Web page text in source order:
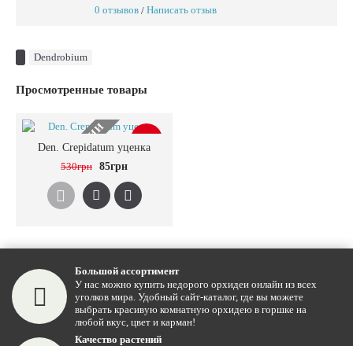
0 отзывов / Написать отзыв
Dendrobium
Просмотренные товары
НЕТ В НАЛИЧИИ
Den. Crepidatum уценка
530грн 85грн
Большой ассортимент
У нас можно купить недорого орхидеи онлайн из всех
уголков мира. Удобный сайт-каталог, где вы можете
выбрать красивую комнатную орхидею в горшке на
любой вкус, цвет и карман!
Качество растений